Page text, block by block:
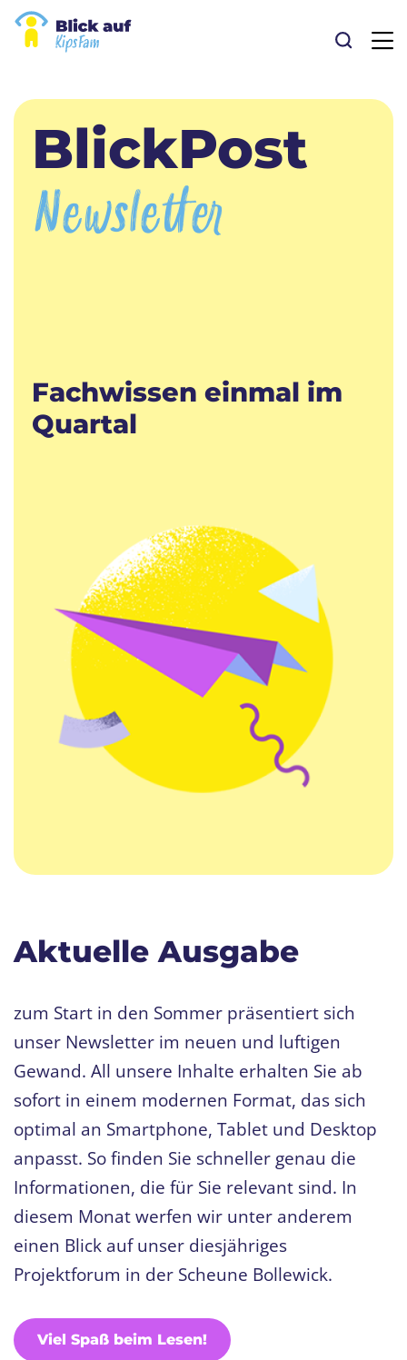
BlickPost
Newsletter
Fachwissen einmal im
Quartal
Aktuelle Ausgabe
zum Start in den Sommer präsentiert sich
unser Newsletter im neuen und luftigen
Gewand. All unsere Inhalte erhalten Sie ab
sofort in einem modernen Format, das sich
optimal an Smartphone, Tablet und Desktop
anpasst. So finden Sie schneller genau die
Informationen, die für Sie relevant sind. In
diesem Monat werfen wir unter anderem
einen Blick auf unser diesjähriges
Projektforum in der Scheune Bollewick.
Viel Spaß beim Lesen!